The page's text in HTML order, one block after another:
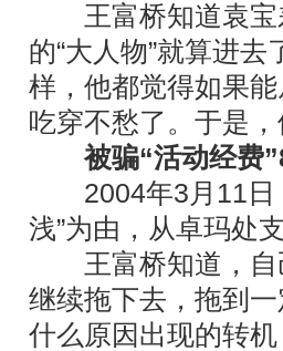
王富桥知道袁宝
的“大人物”就算进
样，他都觉得如果
吃穿不愁了。于是
被骗“活动经费
2004年3月11日
浅”为由，从卓玛处
王富桥知道，自
继续拖下去，拖到
什么原因出现的转